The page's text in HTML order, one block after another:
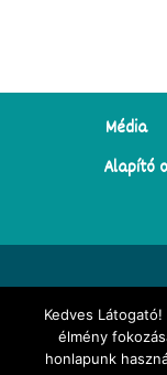
Média
Alapító
© Minden jog
oldalon
Kedves
élmény
honlapunk